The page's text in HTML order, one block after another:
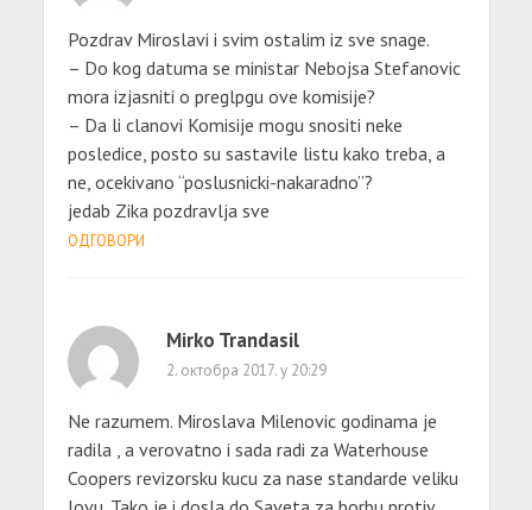
Pozdrav Miroslavi i svim ostalim iz sve snage.
– Do kog datuma se ministar Nebojsa Stefanovic
mora izjasniti o preglpgu ove komisije?
– Da li clanovi Komisije mogu snositi neke
posledice, posto su sastavile listu kako treba, a
ne, ocekivano “poslusnicki-nakaradno”?
jedab Zika pozdravlja sve
ОДГОВОРИ
Mirko Trandasil
2. октобра 2017. у 20:29
Ne razumem. Miroslava Milenovic godinama je
radila , a verovatno i sada radi za Waterhouse
Coopers revizorsku kucu za nase standarde veliku